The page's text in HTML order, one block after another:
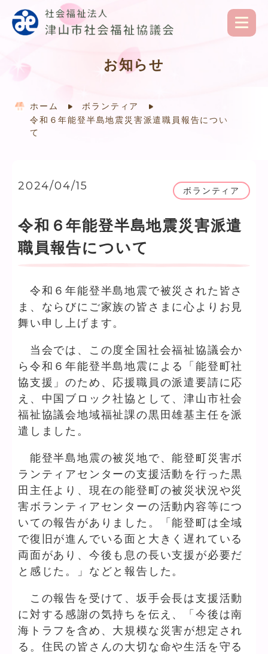
お知らせ
ホーム
ボランティア
令和６年能登半島地震災害派遣職員報告につい
て
2024/04/15 ボランティア
令和６年能登半島地震災害派遣
職員報告について
令和６年能登半島地震で被災された皆さ
ま、ならびにご家族の皆さまに心よりお見
舞い申し上げます。
当会では、この度全国社会福祉協議会か
ら令和６年能登半島地震による「能登町社
協支援」のため、応援職員の派遣要請に応
え、中国ブロック社協として、津山市社会
福祉協議会地域福祉課の黒田雄基主任を派
遣しました。
能登半島地震の被災地で、能登町災害ボ
ランティアセンターの支援活動を行った黒
田主任より、現在の能登町の被災状況や災
害ボランティアセンターの活動内容等につ
いての報告がありました。「能登町は全域
で復旧が進んでいる面と大きく遅れている
両面があり、今後も息の長い支援が必要だ
と感じた。」などと報告した。
この報告を受けて、坂手会長は支援活動
に対する感謝の気持ちを伝え、「今後は南
海トラフを含め、大規模な災害が想定され
る。住民の皆さんの大切な命や生活を守る